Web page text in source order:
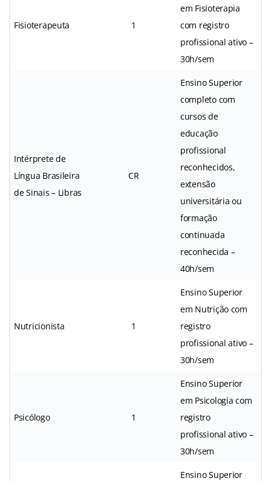
Fisioterapeuta 1
em Fisioterapia
com registro
profissional ativo –
30h/sem
Intérprete de
Língua Brasileira
de Sinais – Libras
CR
Ensino Superior
completo com
cursos de
educação
profissional
reconhecidos,
extensão
universitária ou
formação
continuada
reconhecida –
40h/sem
Nutricionista 1
Ensino Superior
em Nutrição com
registro
profissional ativo –
30h/sem
Psicólogo 1
Ensino Superior
em Psicologia com
registro
profissional ativo –
30h/sem
Ensino Superior